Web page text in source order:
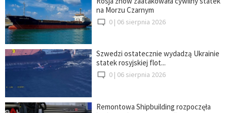
na Morzu Czarnym
0 | 06 sierpnia 2026
Szwedzi ostatecznie wydadzą Ukrainie
statek rosyjskiej flot...
0 | 06 sierpnia 2026
Remontowa Shipbuilding rozpoczęła